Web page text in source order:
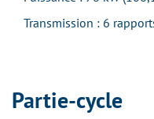
Transmission : 6
Partie-cycle